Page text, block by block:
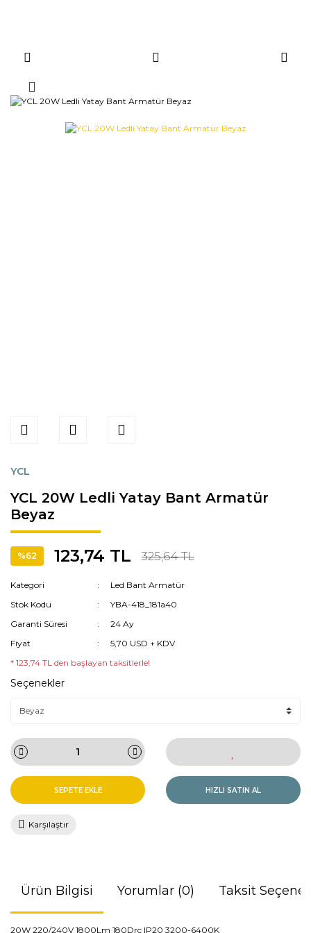
YCL
YCL 20W Ledli Yatay Bant Armatür
Beyaz
%62 123,74 TL 325,64 TL
Kategori
Led Bant Armatür
Stok Kodu
YBA-418_181a40
Garanti Süresi
24 Ay
Fiyat
5,70 USD + KDV
* 123,74 TL den başlayan taksitlerle!
Seçenekler
SEPETE EKLE HIZLI SATIN AL
Karşılaştır
Ürün Bilgisi Yorumlar (0) Taksit
20W 220/240V 1800Lm 180Drc IP20 3200-6400K